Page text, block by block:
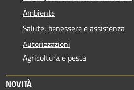
Ambiente
Salute, benessere e assistenza
Autorizzazioni
Agricoltura e pesca
NOVITÀ